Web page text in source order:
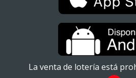
La venta de lotería está